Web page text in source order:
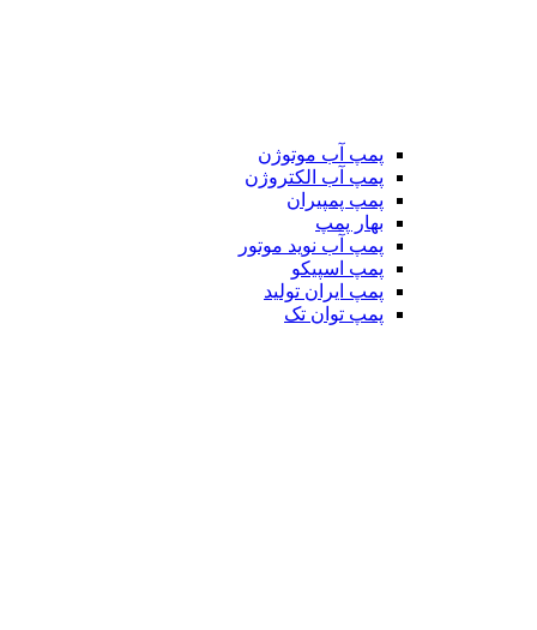
پمپ آب موتوژن
پمپ آب الکتروژن
پمپ پمپیران
بهار پمپ
پمپ آب نوید موتور
پمپ اسپیکو
پمپ ایران تولید
پمپ توان تک